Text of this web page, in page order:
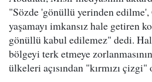
"Sözde 'gönüllü yerinden
yaşamayı imkansız hale getiren
gönüllü kabul edilemez" dedi.
bölgeyi terk etmeye
ülkeleri açısından "kırmızı